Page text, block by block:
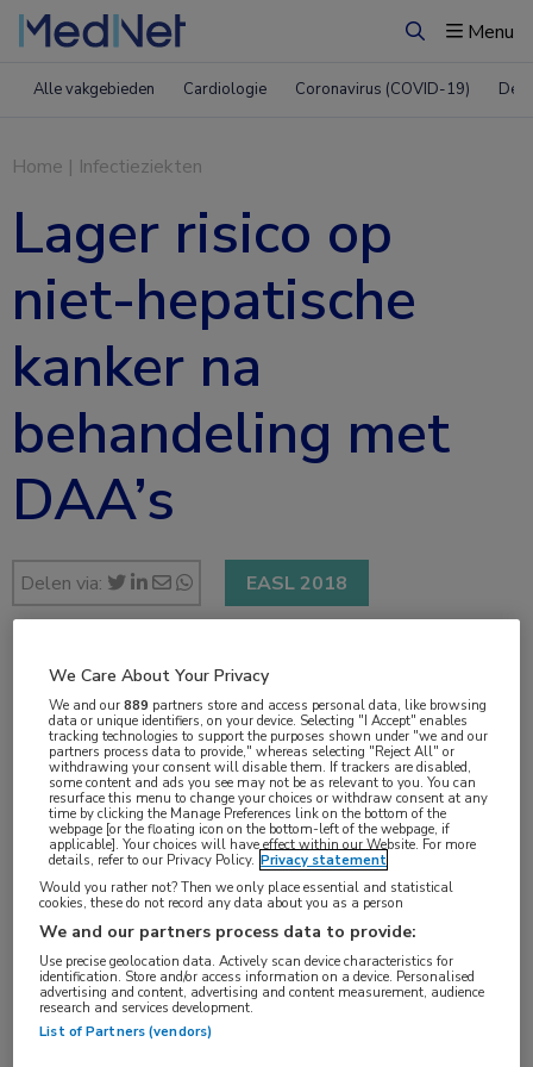
ZoekenMenu
Alle vakgebieden Cardiologie Coronavirus (COVID-19)
Home | Infectieziekten
Lager risico op
niet-hepatische
kanker na
behandeling met
DAA’s
Delen via: EASL 2018
1 min
apr 2018
Vakgebieden:
Infectieziekten
Aandachtsgebieden:
Hepatitis
Tags:
antiretrovirale therapie,
We Care About Your Privacy
We and our889 partners store and access personal data, like browsing
data or unique identifiers, on your device. Selecting "I Accept" enables
tracking technologies to support the purposes shown under "we and our
partners process data to provide," whereas selecting "Reject All" or
withdrawing your consent will disable them. If trackers are disabled,
some content and ads you see may not be as relevant to you. You can
resurface this menu to change your choices or withdraw consent at any
time by clicking the Manage Preferences link on the bottom of the
webpage [or the floating icon on the bottom-left of the webpage, if
applicable]. Your choices will have effect within our Website. For more
details, refer to our Privacy Policy. Privacy statement
Would you rather not? Then we only place essential and statistical
cookies, these do not record any data about you as a person
We and our partners process data to provide:
Use precise geolocation data. Actively scan device characteristics for
identification. Store and/or access information on a device. Personalised
advertising and content, advertising and content measurement, audience
research and services development.
List of Partners (vendors)